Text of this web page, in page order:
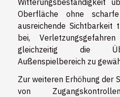
Witterungsbeständigkeit
Oberfläche ohne
ausreichende Sichtbarkeit
bei,
gleichzeitig die
Außenspielbereich zu
Zur weiteren Erhöhung der
von